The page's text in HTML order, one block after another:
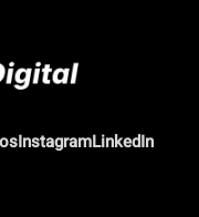
InstagramLinkedIn